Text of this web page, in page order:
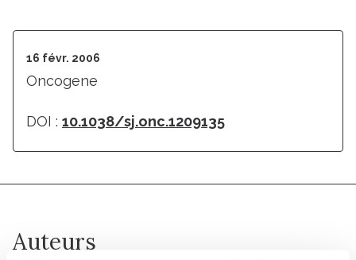
16 févr. 2006
Oncogene
DOI : 10.1038/sj.onc.1209135
Auteurs